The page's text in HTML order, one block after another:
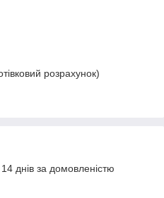
розрахунок)
днів за домовленістю